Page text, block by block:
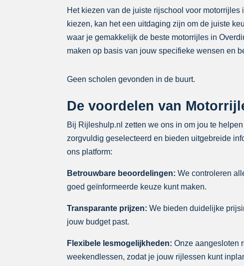
Het kiezen van de juiste rijschool voor
kiezen, kan het een uitdaging zijn om de juiste
waar je gemakkelijk de beste motorrijles in
maken op basis van jouw specifieke wensen en
Geen scholen gevonden in de buurt.
De voordelen van
Bij Rijleshulp.nl zetten we ons in om jou te
zorgvuldig geselecteerd en bieden uitgebreide
ons platform:
Betrouwbare beoordelingen: We controleren
goed geïnformeerde keuze kunt maken.
Transparante prijzen: We bieden duidelijke
jouw budget past.
Flexibele lesmogelijkheden: Onze aangesloten
weekendlessen, zodat je jouw rijlessen kunt